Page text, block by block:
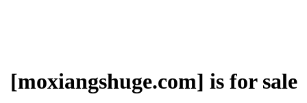
[moxiangshuge.com] is for sale